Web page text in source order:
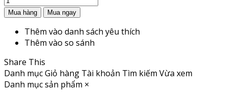
Thêm vào danh sách yêu thích
Thêm vào so sánh
Share This
Danh mụcGiỏ hàng Tài khoản Tìm kiếm Vừa xem
Danh mục sản phẩm ×